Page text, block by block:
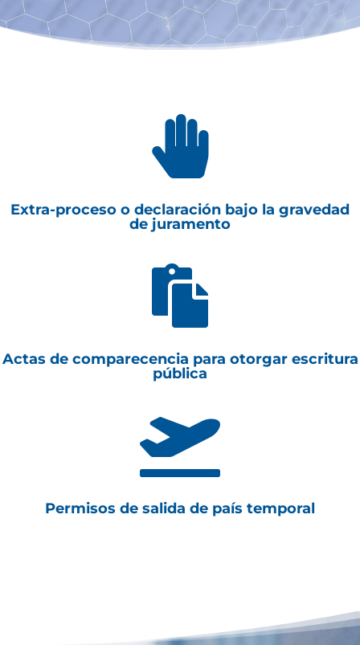

Extra-proceso o declaración bajo la gravedad
de juramento

Actas de comparecencia para otorgar escritura
pública

Permisos de salida de país temporal